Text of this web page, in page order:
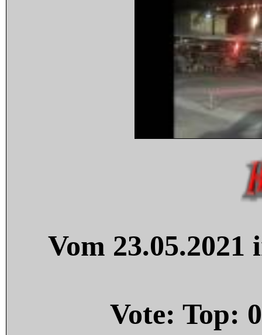
Vom
Vote: Top: 0